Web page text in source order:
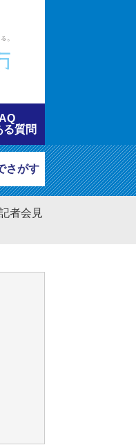
る質問
さがす
者会見